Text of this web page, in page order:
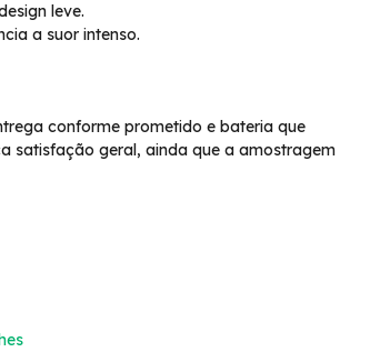
leve.
a suor intenso.
conforme prometido e bateria que
satisfação geral, ainda que a amostragem